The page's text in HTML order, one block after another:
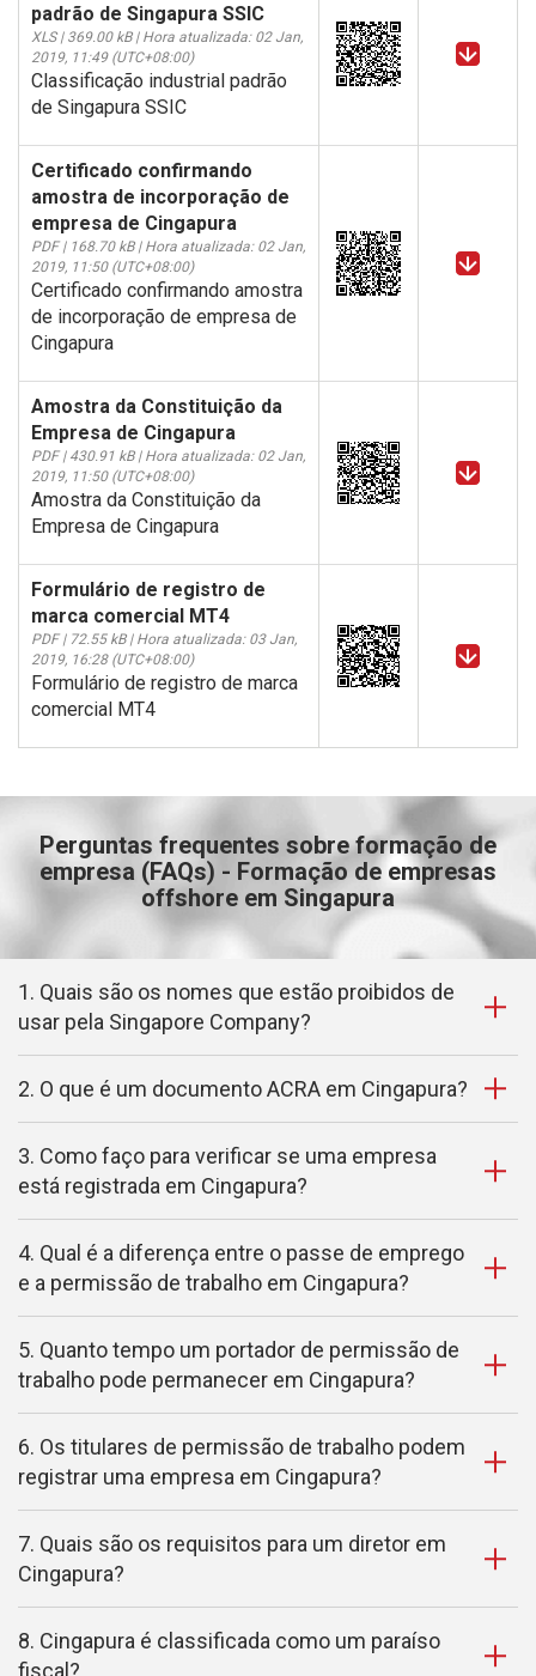
padrão de Singapura SSIC
XLS | 369.00 kB | Hora atualizada: 02 Jan,
2019, 11:49 (UTC+08:00)
Classificação industrial padrão
de Singapura SSIC
Certificado confirmando
amostra de incorporação de
empresa de Cingapura
PDF | 168.70 kB | Hora atualizada: 02 Jan,
2019, 11:50 (UTC+08:00)
Certificado confirmando amostra
de incorporação de empresa de
Cingapura
Amostra da Constituição da
Empresa de Cingapura
PDF | 430.91 kB | Hora atualizada: 02 Jan,
2019, 11:50 (UTC+08:00)
Amostra da Constituição da
Empresa de Cingapura
Formulário de registro de
marca comercial MT4
PDF | 72.55 kB | Hora atualizada: 03 Jan,
2019, 16:28 (UTC+08:00)
Formulário de registro de marca
comercial MT4
Perguntas frequentes sobre formação de
empresa (FAQs) - Formação de empresas
offshore em Singapura
1. Quais são os nomes que estão proibidos de
usar pela Singapore Company?
2. O que é um documento ACRA em Cingapura?
3. Como faço para verificar se uma empresa
está registrada em Cingapura?
4. Qual é a diferença entre o passe de emprego
e a permissão de trabalho em Cingapura?
5. Quanto tempo um portador de permissão de
trabalho pode permanecer em Cingapura?
6. Os titulares de permissão de trabalho podem
registrar uma empresa em Cingapura?
7. Quais são os requisitos para um diretor em
Cingapura?
8. Cingapura é classificada como um paraíso
fiscal?